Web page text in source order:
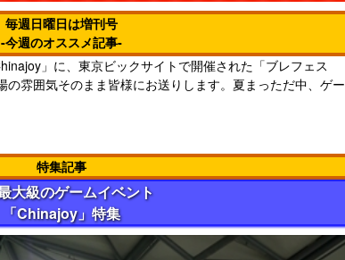
毎週日曜日は増刊号
-今週のオススメ記事-
」に、東京ビックサイトで開催された「ブレフェス
雰囲気そのまま皆様にお送りします。夏まっただ中、ゲー
特集記事
大級のゲームイベント
「Chinajoy」特集